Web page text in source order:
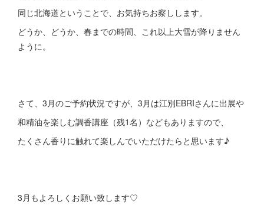
同じ北海道ということで、お気持ちお察しします。
どうか、どうか、春までの時間、これ以上大雪が降りません
ように。
さて、3月のご予約状況ですが、3月は江別EBRIさんに出展や
和精油を楽しむ調香講座（残1名）などもありますので、
たくさん香りに触れて楽しんでいただけたらと思います♪
3月もよろしくお願い致します♡